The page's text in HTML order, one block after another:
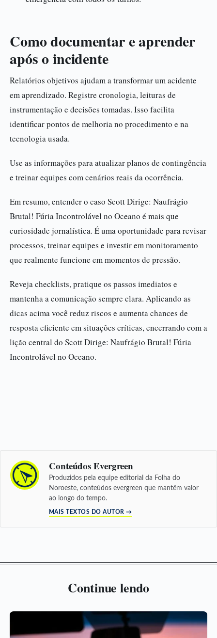
Como documentar e aprender
após o incidente
Relatórios objetivos ajudam a transformar um acidente
em aprendizado. Registre cronologia, leituras de
instrumentação e decisões tomadas. Isso facilita
identificar pontos de melhoria no procedimento e na
tecnologia usada.
Use as informações para atualizar planos de contingência
e treinar equipes com cenários reais da ocorrência.
Em resumo, entender o caso Scott Dirige: Naufrágio
Brutal! Fúria Incontrolável no Oceano é mais que
curiosidade jornalística. É uma oportunidade para revisar
processos, treinar equipes e investir em monitoramento
que realmente funcione em momentos de pressão.
Reveja checklists, pratique os passos imediatos e
mantenha a comunicação sempre clara. Aplicando as
dicas acima você reduz riscos e aumenta chances de
resposta eficiente em situações críticas, encerrando com a
lição central do Scott Dirige: Naufrágio Brutal! Fúria
Incontrolável no Oceano.
Conteúdos Evergreen
Produzidos pela equipe editorial da Folha do
Noroeste, conteúdos evergreen que mantêm valor
ao longo do tempo.
MAIS TEXTOS DO AUTOR →
Continue lendo